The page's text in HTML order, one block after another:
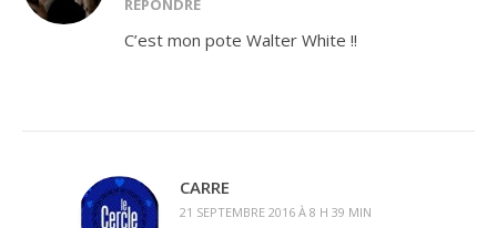
RÉPONDRE
C’est mon pote Walter White !!
CARRE
21 SEPTEMBRE 2016 À 8 H 39 MIN